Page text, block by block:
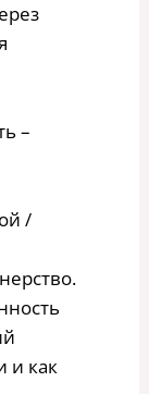
–
/
и как